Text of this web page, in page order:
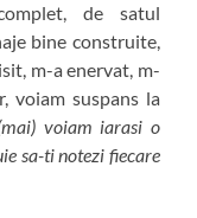
de satul
bine construite,
m-a enervat, m-
voiam suspans la
voiam iarasi o
sa-ti notezi fiecare